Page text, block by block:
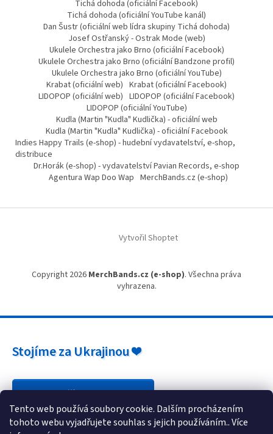
Tento web používá soubory cookie. Dalším procházením
tohoto webu vyjadřujete souhlas s jejich používáním.. Více
Tichá dohoda (oficiální Facebook)
Tichá dohoda (oficiální YouTube kanál)
Dan Šustr (oficiální web lídra skupiny Tichá dohoda)
Josef Ostřanský - Ostrak Mode (web)
Ukulele Orchestra jako Brno (oficiální Facebook)
Ukulele Orchestra jako Brno (oficiální Bandzone profil)
Ukulele Orchestra jako Brno (oficiální YouTube)
Krabat (oficiální web) Krabat (oficiální Facebook)
LIDOPOP (oficiální web) LIDOPOP (oficiální Facebook)
LIDOPOP (oficiální YouTube)
Kudla (Martin "Kudla" Kudlička) - oficiální web
Kudla (Martin "Kudla" Kudlička) - oficiální Facebook
Indies Happy Trails (e-shop) - hudební vydavatelství, e-shop,
distribuce
Dr.Horák (e-shop) - vydavatelství Pavian Records, e-shop
Agentura Wap Doo Wap MerchBands.cz (e-shop)
Vytvořil Shoptet
Copyright 2026 MerchBands.cz (e-shop). Všechna práva
vyhrazena.
Stojíme za Ukrajinou ❤️
Jak a čím pomoci »